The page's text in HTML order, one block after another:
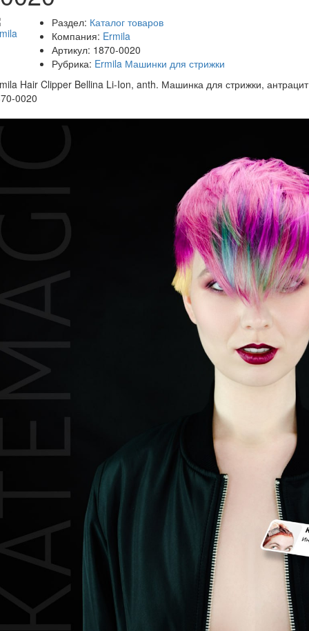
Раздел: Каталог товаров
Компания: Ermila
Артикул: 1870-0020
Рубрика: Ermila Машинки для стрижки
Hair Clipper Bellina Li-Ion, anth. Машинка для стрижки, антрацит
0020